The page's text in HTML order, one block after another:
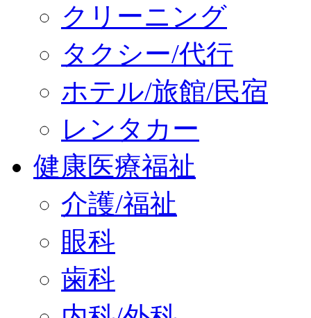
クリーニング
タクシー/代行
ホテル/旅館/民宿
レンタカー
健康医療福祉
介護/福祉
眼科
歯科